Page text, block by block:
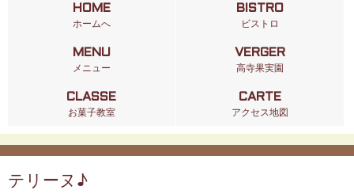
HOME
ホームへ
BISTRO
ビストロ
MENU
メニュー
VERGER
高寺果実園
CLASSE
お菓子教室
CARTE
アクセス地図
テリーヌ♪